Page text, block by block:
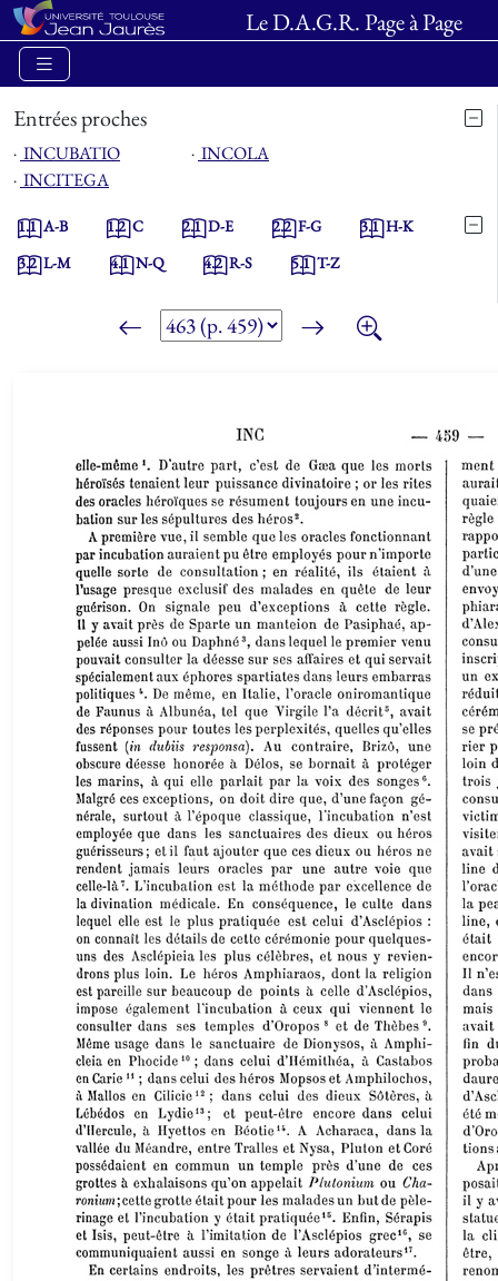
Le D.A.G.R. Page à Page
Entrées proches
⋅ INCUBATIO ⋅ INCOLA
⋅ INCITEGA
1.1A-B 1.2C 2.1D-E 2.2F-G 3.1H-K
3.2L-M 4.1N-Q 4.2R-S 5.1T-Z